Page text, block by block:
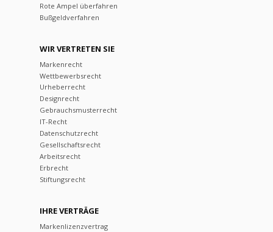
Rote Ampel überfahren
Bußgeldverfahren
WIR VERTRETEN SIE
Markenrecht
Wettbewerbsrecht
Urheberrecht
Designrecht
Gebrauchsmusterrecht
IT-Recht
Datenschutzrecht
Gesellschaftsrecht
Arbeitsrecht
Erbrecht
Stiftungsrecht
IHRE VERTRÄGE
Markenlizenzvertrag